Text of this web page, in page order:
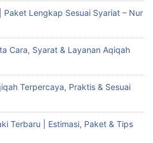
Paket Lengkap Sesuai Syariat – Nur
Cara, Syarat & Layanan Aqiqah
Terpercaya, Praktis & Sesuai
Terbaru | Estimasi, Paket & Tips